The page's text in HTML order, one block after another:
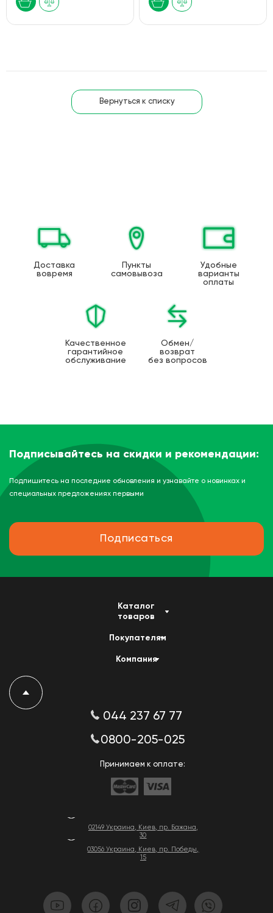
Вернуться к списку
Доставка
вовремя
Пункты
самовывоза
Удобные
варианты
оплаты
Качественное
гарантийное
обслуживание
Обмен/
возврат
без вопросов
Подписывайтесь на скидки и рекомендации:
Подпишитесь на последние обновления и узнавайте о новинках и
специальных предложениях первыми
Подписаться
02149 Украина, Киев, пр. Бажана,
30
03056 Украина, Киев, пр. Победы,
15
Каталог
товаров
Покупателям
Компания
044 237 67 77
0800-205-025
Принимаем к оплате: